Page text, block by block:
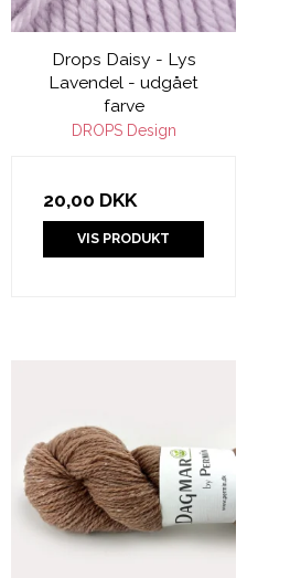
Drops Daisy - Lys
Lavendel - udgået
farve
DROPS Design
20,00 DKK
VIS PRODUKT